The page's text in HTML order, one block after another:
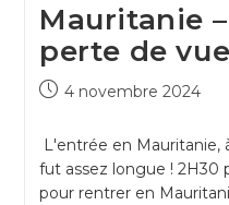
Mauritanie
perte de vue
4 novembre 2024
L'entrée en
fut assez longue ! 2H30
pour rentrer en